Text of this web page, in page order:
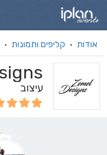
אודות · קליפים ותמונות ·
עיצוב